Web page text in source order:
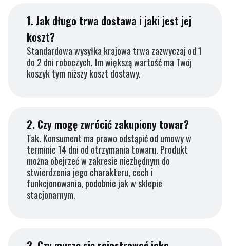
1. Jak długo trwa dostawa i jaki jest jej
koszt?
Standardowa wysyłka krajowa trwa zazwyczaj od 1
do 2 dni roboczych. Im większą wartość ma Twój
koszyk tym niższy koszt dostawy.
2. Czy mogę zwrócić zakupiony towar?
Tak. Konsument ma prawo odstąpić od umowy w
terminie 14 dni od otrzymania towaru. Produkt
można obejrzeć w zakresie niezbędnym do
stwierdzenia jego charakteru, cech i
funkcjonowania, podobnie jak w sklepie
stacjonarnym.